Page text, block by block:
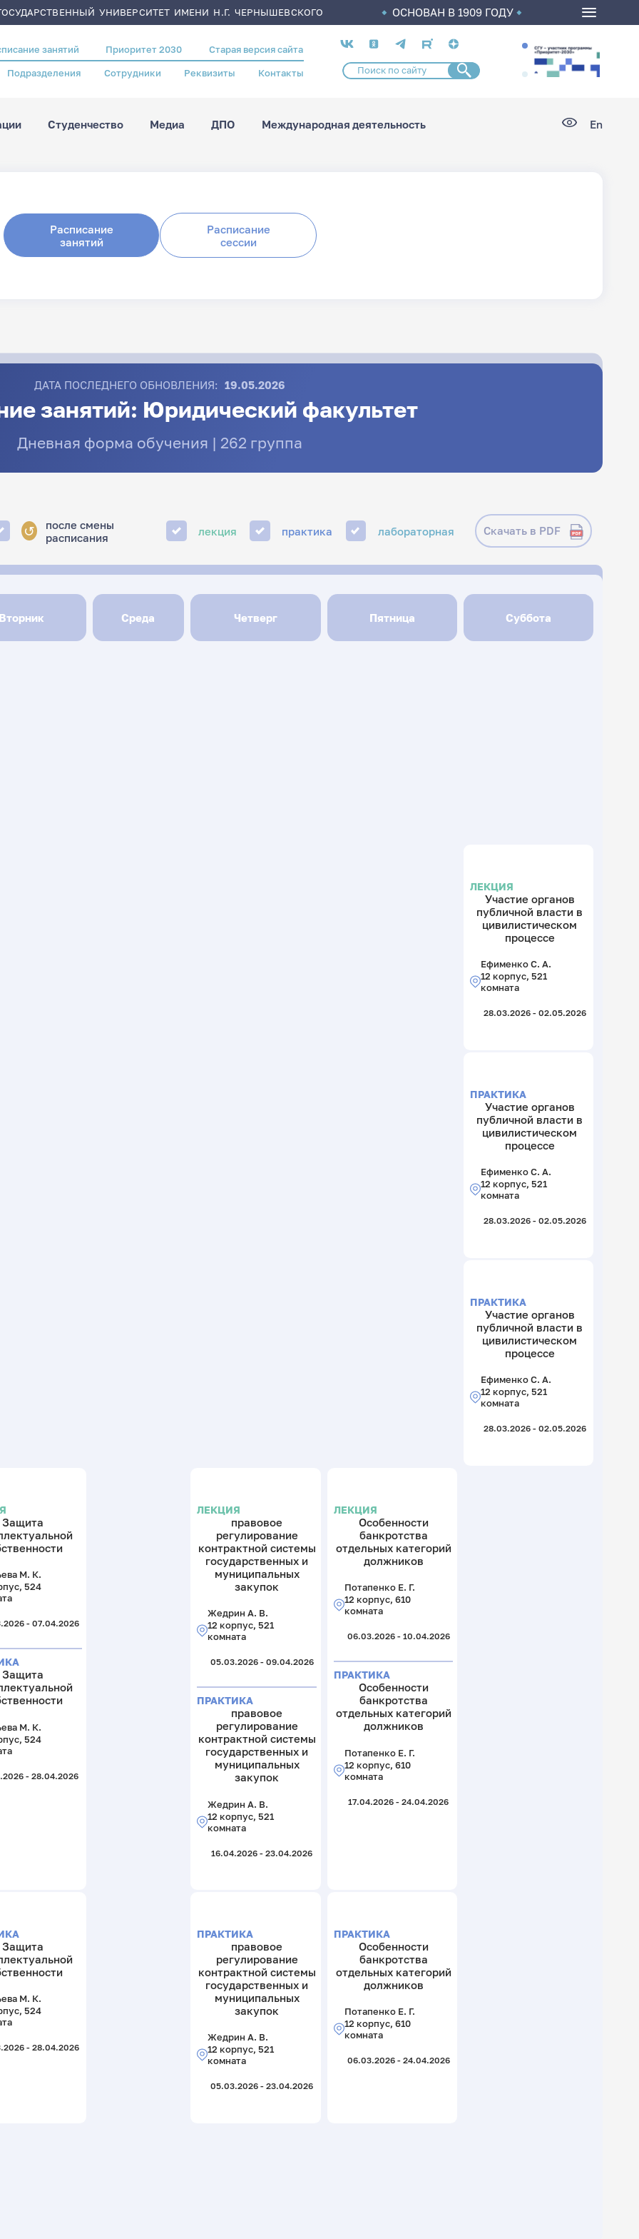
УНИВЕРСИТЕТ ИМЕНИ Н.Г. ЧЕРНЫШЕВСКОГО ОСНОВАН В 1909 ГОДУ
занятий Приоритет 2030 Старая версия сайта
Подразделения Сотрудники Реквизиты Контакты
Социальные
сети
Студенчество Медиа ДПО Международная деятельность En
Расписание
занятий
Расписание
сессии
ДАТА ПОСЛЕДНЕГО ОБНОВЛЕНИЯ: 19.05.2026
занятий: Юридический факультет
Дневная форма обучения | 262 группа
↺
после смены
расписания
лекция практика лабораторная Скачать в PDF
Вторник Среда Четверг Пятница Суббота
ЛЕКЦИЯ
Участие органов
публичной власти в
цивилистическом
процессе
Ефименко С. А.
12 корпус, 521
комната
28.03.2026 - 02.05.2026
ПРАКТИКА
Участие органов
публичной власти в
цивилистическом
процессе
Ефименко С. А.
12 корпус, 521
комната
28.03.2026 - 02.05.2026
ПРАКТИКА
Участие органов
публичной власти в
цивилистическом
процессе
Ефименко С. А.
12 корпус, 521
комната
28.03.2026 - 02.05.2026
Защита
М. К.
524
- 07.04.2026
Защита
М. К.
524
- 28.04.2026
ЛЕКЦИЯ
правовое
регулирование
контрактной системы
государственных и
муниципальных
закупок
Жедрин А. В.
12 корпус, 521
комната
05.03.2026 - 09.04.2026
ПРАКТИКА
правовое
регулирование
контрактной системы
государственных и
муниципальных
закупок
Жедрин А. В.
12 корпус, 521
комната
16.04.2026 - 23.04.2026
ЛЕКЦИЯ
Особенности
банкротства
отдельных категорий
должников
Потапенко Е. Г.
12 корпус, 610
комната
06.03.2026 - 10.04.2026
ПРАКТИКА
Особенности
банкротства
отдельных категорий
должников
Потапенко Е. Г.
12 корпус, 610
комната
17.04.2026 - 24.04.2026
Защита
М. К.
524
- 28.04.2026
ПРАКТИКА
правовое
регулирование
контрактной системы
государственных и
муниципальных
закупок
Жедрин А. В.
12 корпус, 521
комната
05.03.2026 - 23.04.2026
ПРАКТИКА
Особенности
банкротства
отдельных категорий
должников
Потапенко Е. Г.
12 корпус, 610
комната
06.03.2026 - 24.04.2026